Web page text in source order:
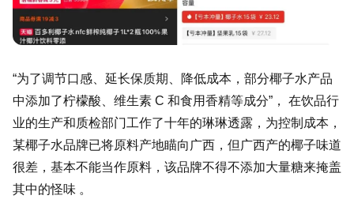
“为了调节口感、延长保质期、降低成本，部分椰子水产品
中添加了柠檬酸、维生素 C 和食用香精等成分”， 在饮品行
业的生产和质检部门工作了十年的琳琳透露，为控制成本，
某椰子水品牌已将原料产地瞄向广西，但广西产的椰子味道
很差，基本不能当作原料，该品牌不得不添加大量糖来掩盖
其中的怪味 。